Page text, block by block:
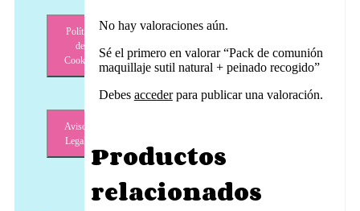
No hay valoraciones aún.
Sé el primero en valorar “Pack de comunión
maquillaje sutil natural + peinado recogido”
Debes accederpara publicar una valoración.
Productos
relacionados
Política
de
Cookies
Aviso
Legal